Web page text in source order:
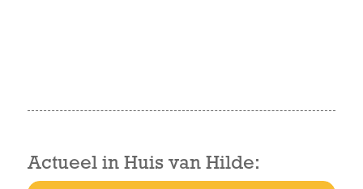
Actueel in Huis van Hilde: